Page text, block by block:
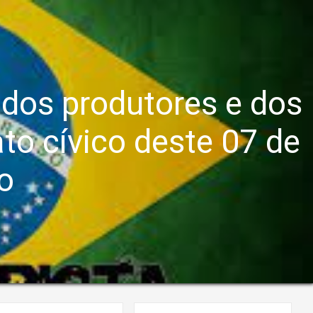
produtores e dos
cívico deste 07 de